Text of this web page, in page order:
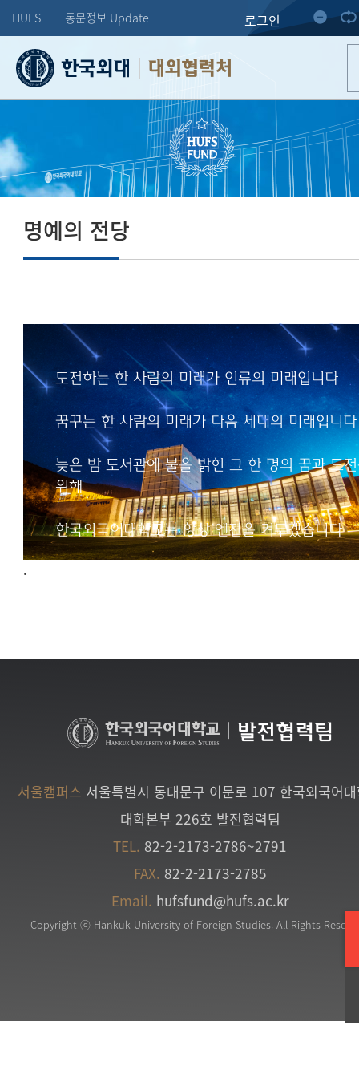
HUFS 동문정보 Update 로그인
대외협력처
명예의 전당
도전하는 한 사람의 미래가 인류의 미래입니다
꿈꾸는 한 사람의 미래가 다음 세대의 미래입니다
늦은 밤 도서관에 불을 밝힌 그 한 명의 꿈과 도
위해
한국외국어대학교는 항상 엔진을 켜두겠습니다
도전하는 한 사람의 미래가
인류의 미래입니다
꿈꾸는 한 사람의 미래가
다음 세대의 미래입니다
늦은 밤 도서관에 불을 밝힌
그 한 명의 꿈과 도전을 위해
한국외국어대학교는
항상 엔진을 켜두겠습니다
.
| 발전협력팀
서울캠퍼스 서울특별시 동대문구 이문로 107 한국외국어
대학본부 226호 발전협력팀
TEL. 82-2-2173-2786~2791
FAX. 82-2-2173-2785
Email. hufsfund@hufs.ac.kr
Copyright ⓒ Hankuk University of Foreign Studies. All Rights